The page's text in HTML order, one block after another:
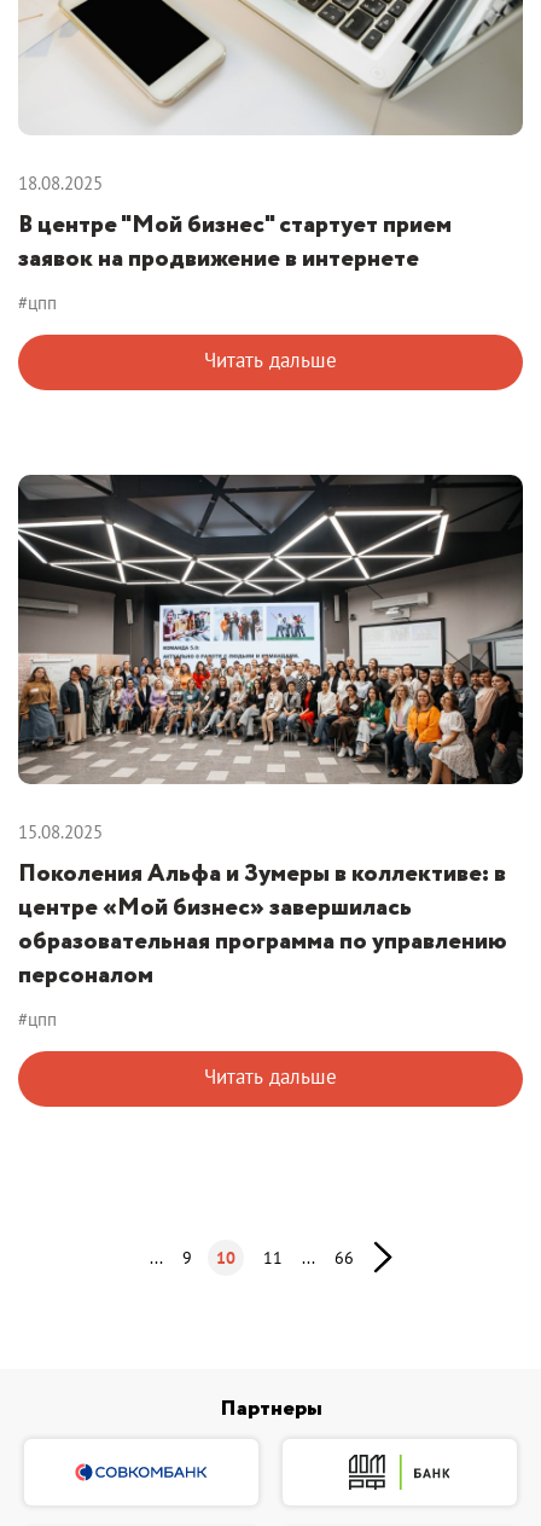
18.08.2025
В центре "Мой бизнес" стартует прием
заявок на продвижение в интернете
#цпп
Читать дальше
15.08.2025
Поколения Альфа и Зумеры в коллективе: в
центре «Мой бизнес» завершилась
образовательная программа по управлению
персоналом
#цпп
Читать дальше
... 9 10 11 ... 66
Партнеры